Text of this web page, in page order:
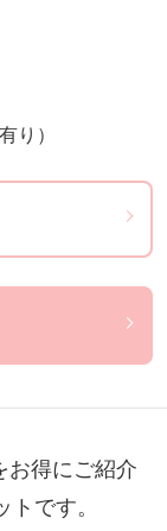
り）
お得にご紹介
です。